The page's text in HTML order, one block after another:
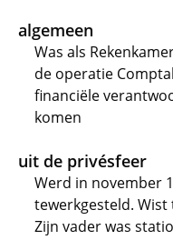
algemeen
Was als
de operatie
financiële
komen
uit de privésfeer
Werd in november
tewerkgesteld.
Zijn vader was